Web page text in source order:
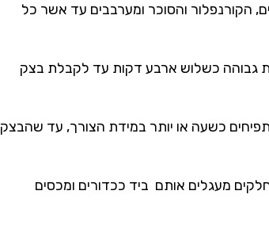
הקורנפלור והסוכר ומערבבים עד אשר כל
גבוהה כשלוש ארבע דקות עד לקבלת בצק
כשעה או יותר במידת הצורך, עד שהבצק
משטח מקומח מרדדים את הבצק ומחלקים אותו ל10-12 חלקים מעגלים אותם ביד ככדורים ומכסים